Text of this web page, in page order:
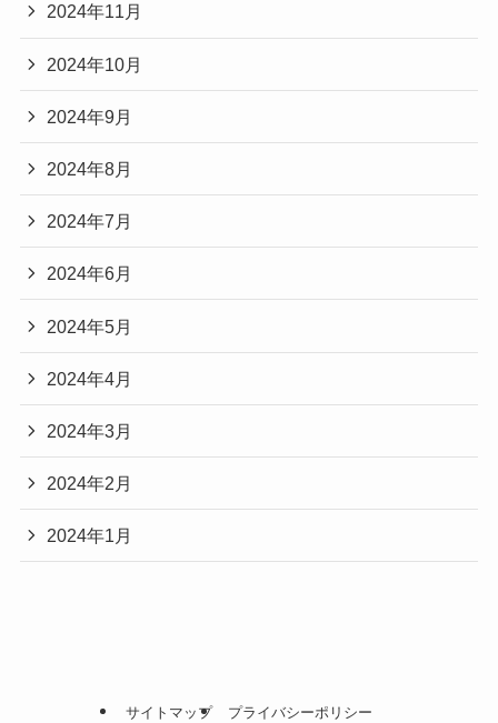
2024年11月
2024年10月
2024年9月
2024年8月
2024年7月
2024年6月
2024年5月
2024年4月
2024年3月
2024年2月
2024年1月
サイトマップ プライバシーポリシー